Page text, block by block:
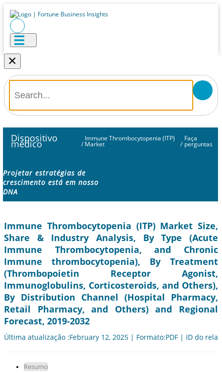
×
Dispositivo
médico /
Immune Thrombocytopenia (ITP)
Market /
Faça
perguntas
Projetar estratégias de
crescimento está em nosso
DNA
Immune Thrombocytopenia (ITP) Market Size,
Share & Industry Analysis, By Type (Acute
Immune Thrombocytopenia, and Chronic
Immune thrombocytopenia), By Treatment
(Thrombopoietin Receptor Agonist,
Immunoglobulins, Corticosteroids, and Others),
By Distribution Channel (Hospital Pharmacy,
Retail Pharmacy, and Others) and Regional
Forecast, 2019-2032
Última atualização :February 12, 2025 | Formato:PDF | ID do
Resumo